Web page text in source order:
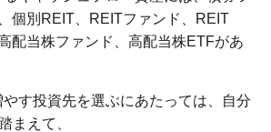
個別REIT、REITファンド、REIT
配当株ファンド、高配当株ETFがあ
す投資先を選ぶにあたっては、自分
まえて、